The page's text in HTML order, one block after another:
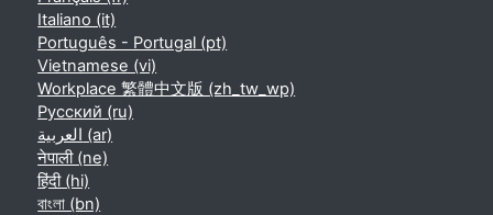
Italiano ‎(it)‎
Português - Portugal ‎(pt)‎
Vietnamese ‎(vi)‎
Workplace 繁體中文版 ‎(zh_tw_wp)‎
Русский ‎(ru)‎
العربية ‎(ar)‎
नेपाली ‎(ne)‎
हिंदी ‎(hi)‎
বাংলা ‎(bn)‎